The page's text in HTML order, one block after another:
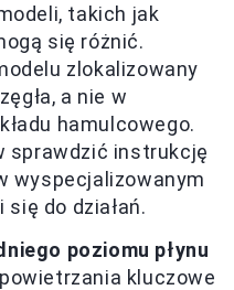
takich jak
się różnić.
zlokalizowany
a nie w
hamulcowego.
sprawdzić instrukcję
wyspecjalizowanym
do działań.
poziomu płynu
kluczowe